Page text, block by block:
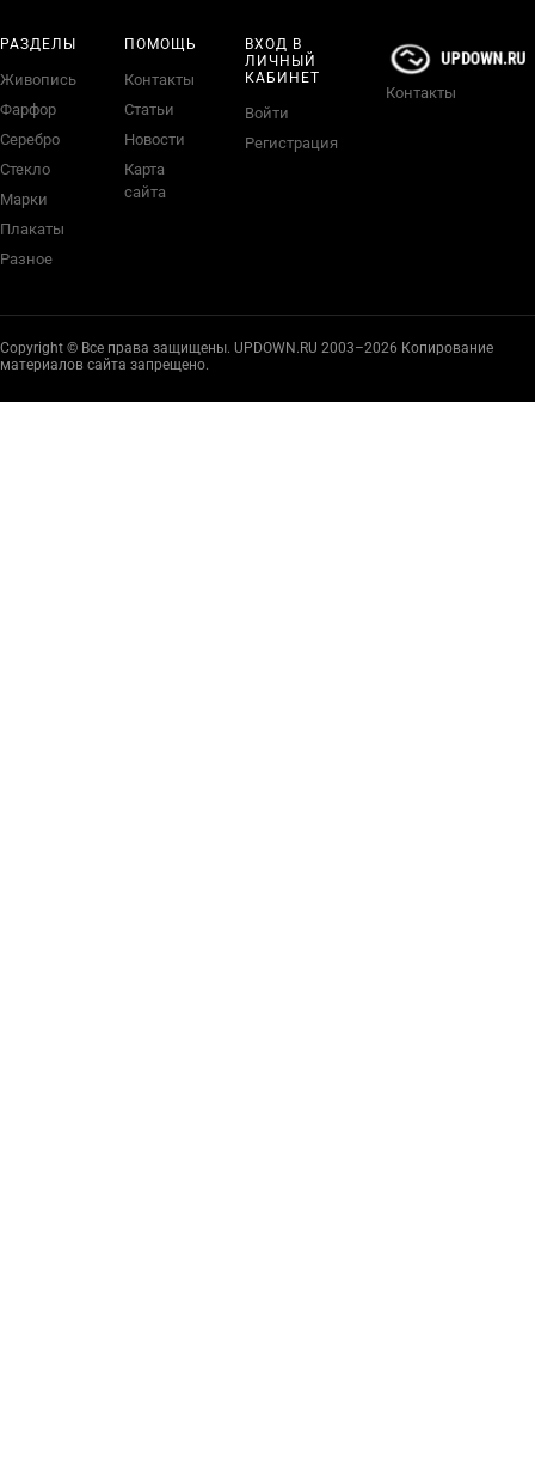
РАЗДЕЛЫ
Живопись
Фарфор
Серебро
Стекло
Марки
Плакаты
Разное
ПОМОЩЬ
Контакты
Статьи
Новости
Карта
сайта
ВХОД В
ЛИЧНЫЙ
КАБИНЕТ
Войти
Регистрация
Контакты
Copyright © Все права защищены. UPDOWN.RU 2003–2026 Копирование
материалов сайта запрещено.